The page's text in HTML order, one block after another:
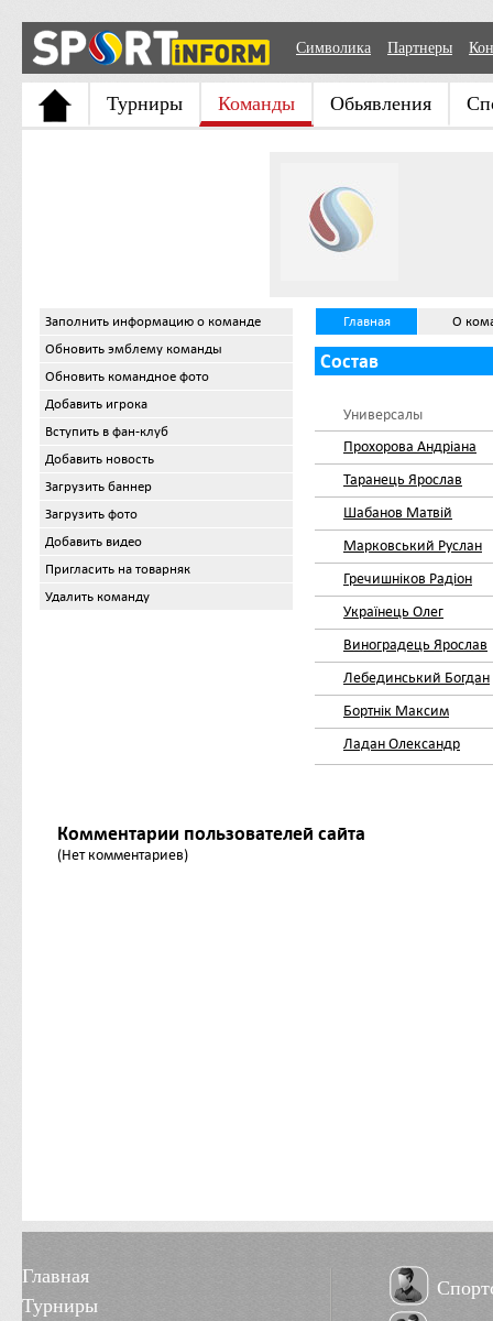
Символика Партнеры
Турниры Команды Обьявления
Заполнить информацию о команде
Обновить эмблему команды
Обновить командное фото
Добавить игрока
Вступить в фан-клуб
Добавить новость
Загрузить баннер
Загрузить фото
Добавить видео
Пригласить на товарняк
Удалить команду
Главная О
Состав
Универсалы
Прохорова Андріана
Таранець Ярослав
Шабанов Матвій
Марковський Руслан
Гречишніков Радіон
Українець Олег
Виноградець Ярослав
Лебединський Богдан
Бортнік Максим
Ладан Олександр
Комментарии пользователей сайта
(Нет комментариев)
Главная
Турниры